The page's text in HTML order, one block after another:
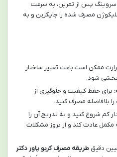
گلیکوژن است. مصرف 1 تا 2 سروینگ پس از تمرین، به سرعت
گلیکوژن مصرف شده را جایگزین و به
ممکن است باعث تغییر ساختار
شود.
برای حفظ کیفیت و جلوگیری از
بلافاصله مصرف کنید.
کم شروع کنید و به تدریج آن را
عادت کند و از بروز مشکلات
دقیق طریقه مصرف کربو پاور دکتر